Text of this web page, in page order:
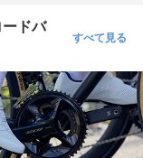
ドバ
すべて見る